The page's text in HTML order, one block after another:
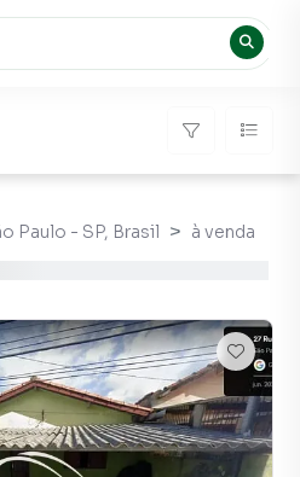
Paulo - SP, Brasil à venda